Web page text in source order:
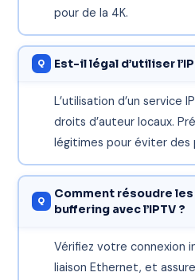
pour de la 4K.
Est-il légal d’utiliser
L’utilisation d’un service
droits d’auteur locaux.
légitimes pour éviter des
Comment résoudre
buffering avec l’IPTV ?
Vérifiez votre connexion
liaison Ethernet, et